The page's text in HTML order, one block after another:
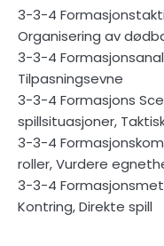
3-3-4
Organisering av
3-3-4
Tilpasningsevne
3-3-4 Formasjons
spillsituasjoner,
3-3-4
roller, Vurdere
3-3-4
Kontring, Direkte spill